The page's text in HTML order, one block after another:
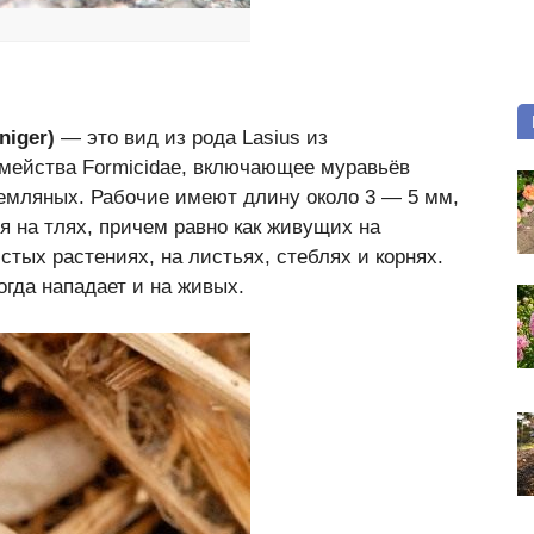
— это вид из рода Lasius из
Formicidae, включающее муравьёв
Рабочие имеют длину около 3 — 5 мм,
тлях, причем равно как живущих на
растениях, на листьях, стеблях и корнях.
нападает и на живых.